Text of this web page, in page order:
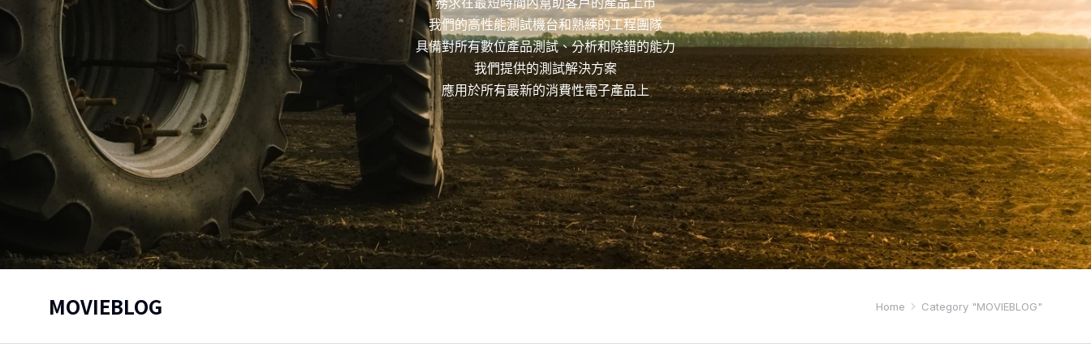
我們的高性能測試機台和熟練的工程團隊
具備對所有數位產品測試、分析和除錯的能力
我們提供的測試解決方案
應用於所有最新的消費性電子產品上
MOVIEBLOG Home Category "MOVIEBLOG"